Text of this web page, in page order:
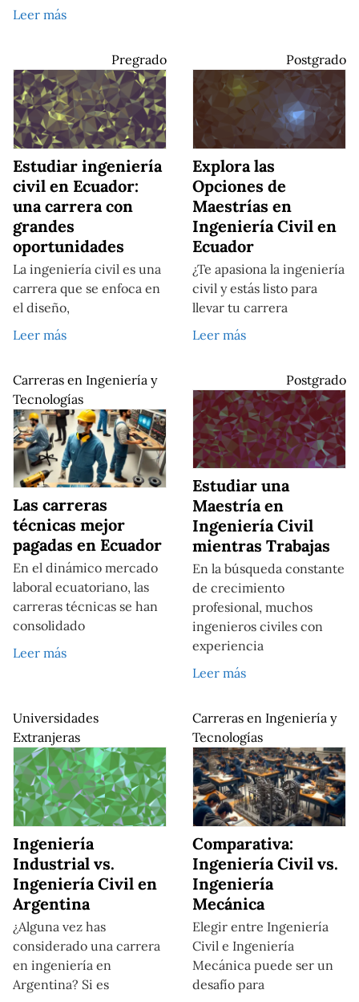
Leer más
Pregrado
Estudiar ingeniería
civil en Ecuador:
una carrera con
grandes
oportunidades
La ingeniería civil es una
carrera que se enfoca en
el diseño,
Leer más
Postgrado
Explora las
Opciones de
Maestrías en
Ingeniería Civil en
Ecuador
¿Te apasiona la ingeniería
civil y estás listo para
llevar tu carrera
Leer más
Carreras en Ingeniería y
Tecnologías
Las carreras
técnicas mejor
pagadas en Ecuador
En el dinámico mercado
laboral ecuatoriano, las
carreras técnicas se han
consolidado
Leer más
Postgrado
Estudiar una
Maestría en
Ingeniería Civil
mientras Trabajas
En la búsqueda constante
de crecimiento
profesional, muchos
ingenieros civiles con
experiencia
Leer más
Universidades
Extranjeras
Ingeniería
Industrial vs.
Ingeniería Civil en
Argentina
¿Alguna vez has
considerado una carrera
en ingeniería en
Argentina? Si es
Carreras en Ingeniería y
Tecnologías
Comparativa:
Ingeniería Civil vs.
Ingeniería
Mecánica
Elegir entre Ingeniería
Civil e Ingeniería
Mecánica puede ser un
desafío para